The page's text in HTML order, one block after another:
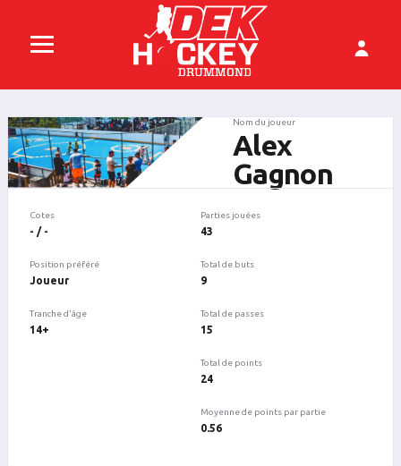
Nom du joueur
Alex
Gagnon
Cotes
- / -
Position préféré
Joueur
Tranche d'âge
14+
Parties jouées
43
Total de buts
9
Total de passes
15
Total de points
24
Moyenne de points par partie
0.56